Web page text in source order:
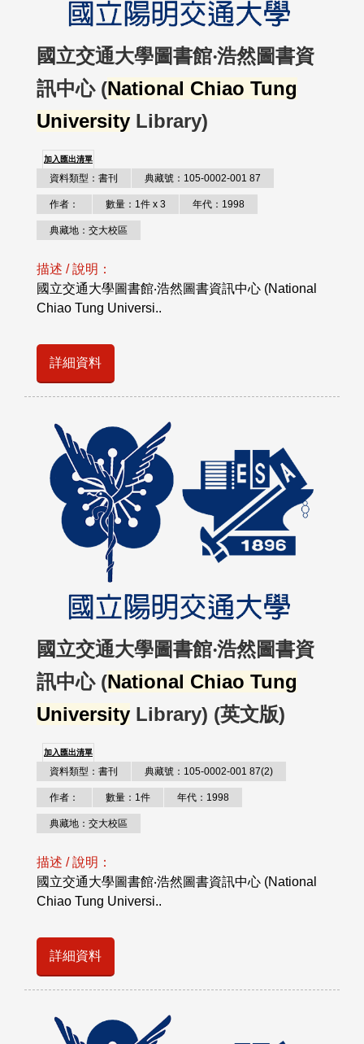
國立交通大學圖書館‧浩然圖書資
訊中心 (National Chiao Tung
University Library)
加入匯出清單
資料類型：書刊 典藏號：105-0002-001 87
作者： 數量：1件 x 3 年代：1998
典藏地：交大校區
描述 / 說明：
國立交通大學圖書館‧浩然圖書資訊中心 (National
Chiao Tung Universi..
詳細資料
國立交通大學圖書館‧浩然圖書資
訊中心 (National Chiao Tung
University Library) (英文版)
加入匯出清單
資料類型：書刊 典藏號：105-0002-001 87(2)
作者： 數量：1件 年代：1998
典藏地：交大校區
描述 / 說明：
國立交通大學圖書館‧浩然圖書資訊中心 (National
Chiao Tung Universi..
詳細資料